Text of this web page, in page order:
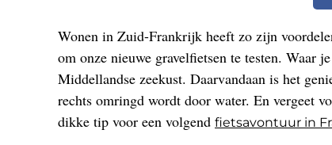
Wonen in Zuid-Frankrijk heeft zo zijn
om onze nieuwe gravelfietsen te testen. Waar
Middellandse zeekust. Daarvandaan is het
rechts omringd wordt door water. En vergeet
dikke tip voor een volgend fietsavontuur in